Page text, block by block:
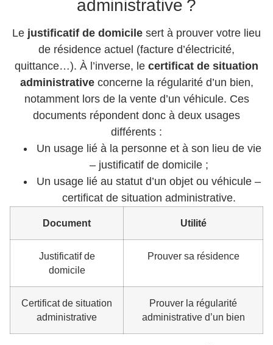
administrative ?
Le justificatif de domicile sert à prouver votre lieu
de résidence actuel (facture d’électricité,
quittance…). À l’inverse, le certificat de situation
administrativeconcerne la régularité d’un bien,
notamment lors de la vente d’un véhicule. Ces
documents répondent donc à deux usages
différents :
Un usage lié à la personne et à son lieu de vie
– justificatif de domicile ;
Un usage lié au statut d’un objet ou véhicule –
certificat de situation administrative.
Document Utilité
Justificatif de
domicile
Prouver sa résidence
Certificat de situation
administrative
Prouver la régularité
administrative d’un bien